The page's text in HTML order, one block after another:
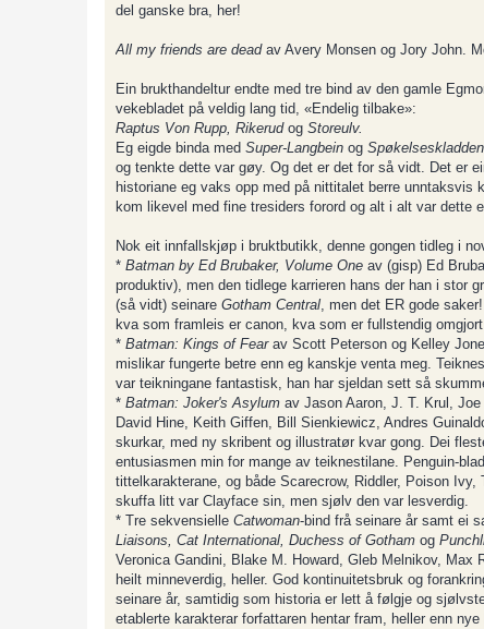
del ganske bra, her!
All my friends are deadav Avery Monsen og Jory John.
Ein brukthandeltur endte med tre bind av den gamle
vekebladet på veldig lang tid, «Endelig tilbake»:
Raptus Von Rupp, Rikerud og Storeulv.
Eg eigde binda med Super-Langbein og Spøkelseskladden
og tenkte dette var gøy. Og det er det for så vidt. Det er
historiane eg vaks opp med på nittitalet berre
kom likevel med fine tresiders forord og alt i alt var dette
Nok eit innfallskjøp i bruktbutikk, denne gongen tidleg i
* Batman by Ed Brubaker, Volume One av (gisp) Ed
produktiv), men den tidlege karrieren hans der han i stor
(så vidt) seinare Gotham Central, men det ER gode
kva som framleis er canon, kva som er fullstendig
* Batman: Kings of Fearav Scott Peterson og Kelley
mislikar fungerte betre enn eg kanskje venta meg.
var teikningane fantastisk, han har sjeldan sett så
* Batman: Joker's Asylum av Jason Aaron, J. T. Krul,
David Hine, Keith Giffen, Bill Sienkiewicz, Andres
skurkar, med ny skribent og illustratør kvar gong. Dei
entusiasmen min for mange av teiknestilane. Penguin-
tittelkarakterane, og både Scarecrow, Riddler, Poison
skuffa litt var Clayface sin, men sjølv den var lesverdig.
* Tre sekvensielle Catwoman-bind frå seinare år samt ei
Liaisons, Cat International, Duchess of Gotham og
Veronica Gandini, Blake M. Howard, Gleb Melnikov,
heilt minneverdig, heller. God kontinuitetsbruk og
seinare år, samtidig som historia er lett å følgje og
etablerte karakterar forfattaren hentar fram, heller enn